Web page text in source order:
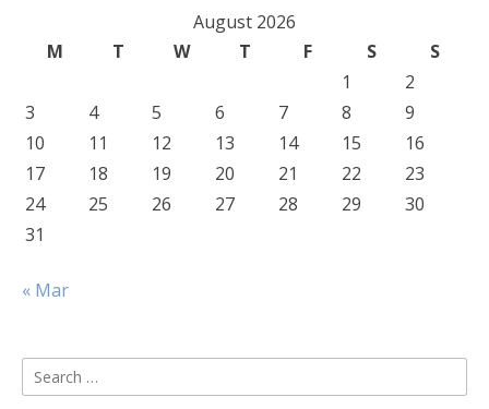
August 2026
M
T W T F S
S
1
2
3
4 5 6 7 8
9
10
11 12 13 14 15
16
17
18 19 20 21 22
23
24
25 26 27 28 29
30
31
« Mar
Search
for: